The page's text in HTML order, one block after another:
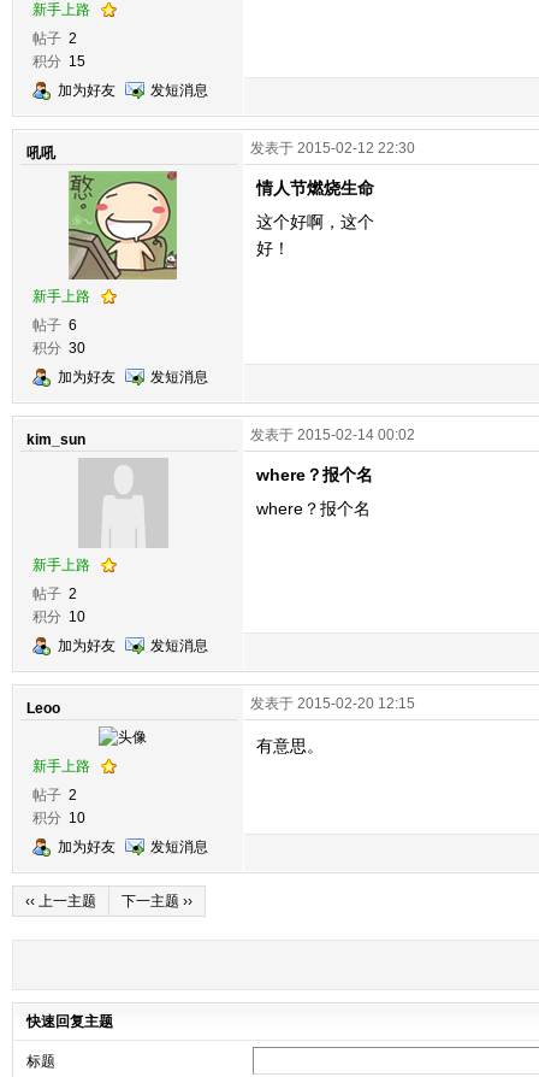
新手上路
帖子 2
积分 15
加为好友
发短消息
吼吼
新手上路
帖子 6
积分 30
加为好友
发短消息
发表于 2015-02-12 22:30
情人节燃烧生命
这个好啊，这个
好！
kim_sun
新手上路
帖子 2
积分 10
加为好友
发短消息
发表于 2015-02-14 00:02
where？报个名
where？报个名
Leoo
新手上路
帖子 2
积分 10
加为好友
发短消息
发表于 2015-02-20 12:15
有意思。
‹‹ 上一主题 下一主题 ››
快速回复主题
标题